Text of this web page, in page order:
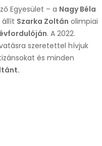
Egyesület – a Nagy Béla
Szarka Zoltán olimpiai
. A 2022.
szeretettel hívjuk
és minden